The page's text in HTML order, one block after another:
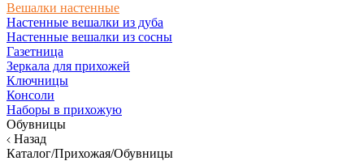
Вешалки настенные
Настенные вешалки из дуба
Настенные вешалки из сосны
Газетница
Зеркала для прихожей
Ключницы
Консоли
Наборы в прихожую
Обувницы
Назад
Каталог/Прихожая/Обувницы